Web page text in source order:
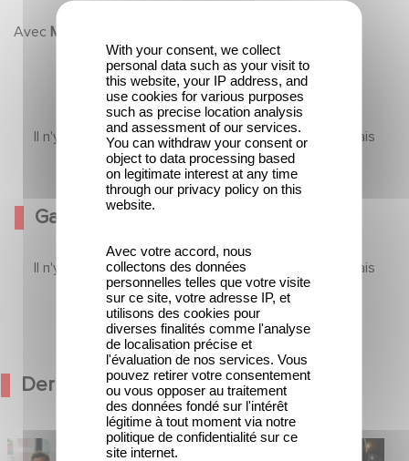
d'une chasse à l'homme sans merci.
Avec
Il n'y a pas encore de contenu dans cette section mais
revenez bientôt
Galerie
Il n'y a pas encore de contenu dans cette section mais
revenez bientôt
Dernières Actualités
avec
Une date de sortie pour le nouveau
With your consent, we collect
personal data such as your visit to
this website, your IP address, and
use cookies for various purposes
such as precise location analysis
and assessment of our services.
You can withdraw your consent or
object to data processing based
on legitimate interest at any time
through our privacy policy on this
website.
Avec votre accord, nous
collectons des données
personnelles telles que votre visite
sur ce site, votre adresse IP, et
utilisons des cookies pour
diverses finalités comme l'analyse
de localisation précise et
l'évaluation de nos services. Vous
pouvez retirer votre consentement
ou vous opposer au traitement
des données fondé sur l'intérêt
légitime à tout moment via notre
politique de confidentialité sur ce
site internet.